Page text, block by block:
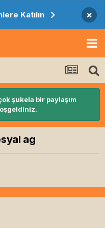
Katılın ×
şukela bir paylaşım
ag